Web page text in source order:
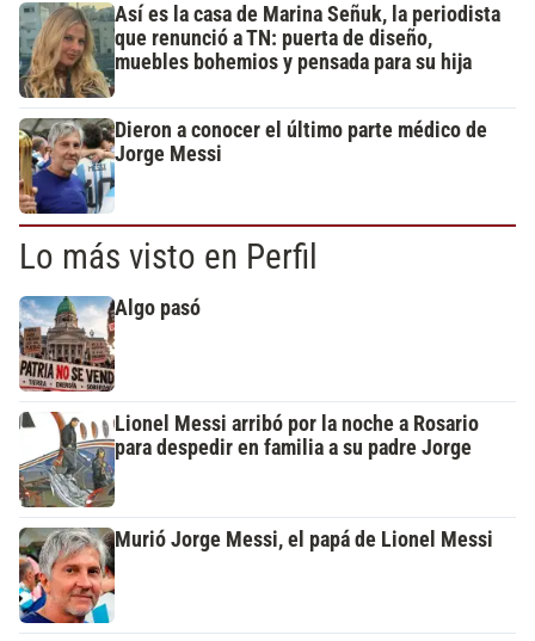
Así es la casa de Marina Señuk, la periodista
que renunció a TN: puerta de diseño,
muebles bohemios y pensada para su hija
Dieron a conocer el último parte médico de
Jorge Messi
Lo más visto en Perfil
Algo pasó
Lionel Messi arribó por la noche a Rosario
para despedir en familia a su padre Jorge
Murió Jorge Messi, el papá de Lionel Messi